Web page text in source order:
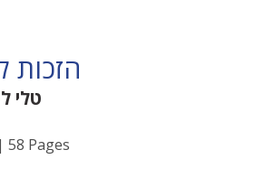
הזכות
טלי
Pages